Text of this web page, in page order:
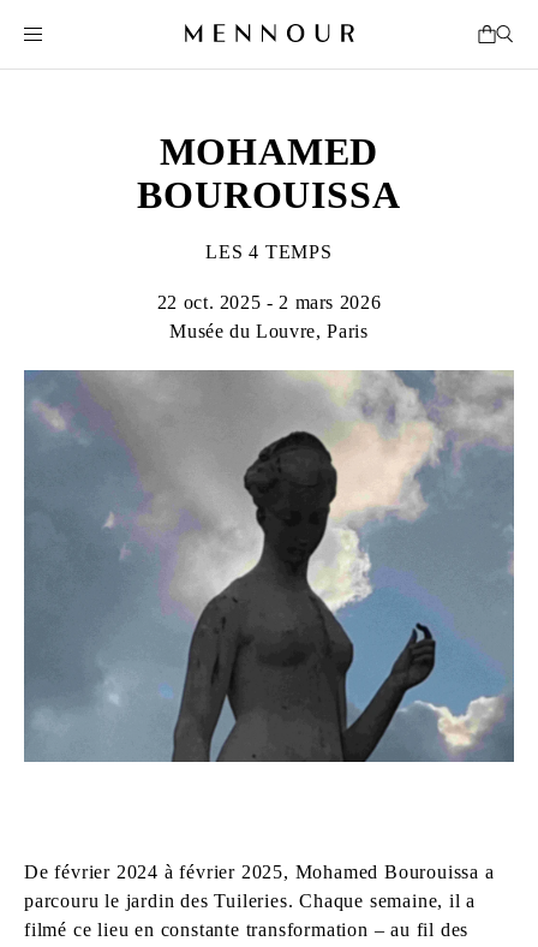
MOHAMED
BOUROUISSA
LES 4 TEMPS
22 oct. 2025 - 2 mars 2026
Musée du Louvre, Paris
De février 2024 à février 2025, Mohamed Bourouissa a
parcouru le jardin des Tuileries. Chaque semaine, il a
filmé ce lieu en constante transformation – au fil des